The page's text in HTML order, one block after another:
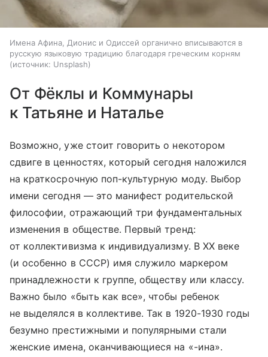
Имена Афина, Дионис и Одиссей органично вписываются в
русскую языковую традицию благодаря греческим корням
источник: Unsplash
От Фёклы и Коммунары
к Татьяне и Наталье
Возможно, уже стоит говорить о некотором
сдвиге в ценностях, который сегодня наложился
на краткосрочную поп-культурную моду. Выбор
имени сегодня — это манифест родительской
философии, отражающий три фундаментальных
изменения в обществе. Первый тренд:
от коллективизма к индивидуализму. В XX веке
(и особенно в СССР) имя служило маркером
принадлежности к группе, обществу или классу.
Важно было «быть как все», чтобы ребенок
не выделялся в коллективе. Так в 1920-1930 годы
безумно престижными и популярными стали
женские имена, оканчивающиеся на «-ина».